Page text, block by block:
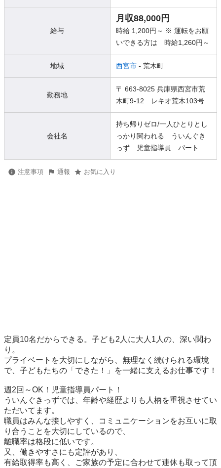
給与
月収88,000円
時給 1,200円～ ※ 運転をお願
いできる方は 時給1,260円～
地域 西宮市 - 荒木町
勤務地
〒 663-8025 兵庫県西宮市荒
木町9-12 レキオ荒木103号
会社名
持ち帰りゼロ/一人ひとりとし
っかり関われる ういんぐき
っず 児童指導員 パート
注意事項 通報 お気に入り
定員10名だからできる。子ども2人に大人1人の、深い関わ
り。
プライベートを大切にしながら、無理なく続けられる環境
で、子どもたちの「できた！」を一緒に支えるお仕事です！
週2回～OK！児童指導員パート！
ういんぐきっずでは、年齢や経歴よりも人柄を重視させてい
ただいてます。
職員はみんな接しやすく、コミュニケーションをお互いに取
り合うことを大切にしているので、
離職率は格段に低いです。
又、働きやすさにも定評があり、
有給取得率も高く、ご家族の予定に合わせて連休も取って頂